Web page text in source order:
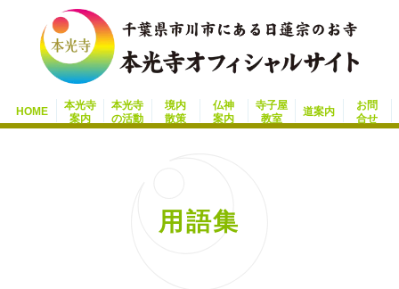
HOME
本光寺
案内
本光寺
の活動
境内
散策
仏神
案内
寺子屋
教室
道案内
お問
合せ
用語集